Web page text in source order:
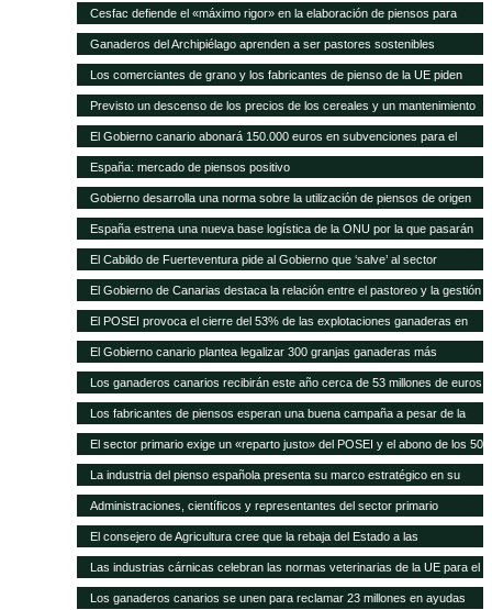
Cesfac defiende el «máximo rigor» en la elaboración de piensos para
animales
Ganaderos del Archipiélago aprenden a ser pastores sostenibles
Los comerciantes de grano y los fabricantes de pienso de la UE piden
celeridad en la aprobación de 8 cultivos MG
Previsto un descenso de los precios de los cereales y un mantenimiento
de los precios de la carne en los próximos 10 años según FAO/OCDE
El Gobierno canario abonará 150.000 euros en subvenciones para el
fomento de razas autóctonas
España: mercado de piensos positivo
Gobierno desarrolla una norma sobre la utilización de piensos de origen
animal
España estrena una nueva base logística de la ONU por la que pasarán
75.000 toneladas de ayuda para África al año
El Cabildo de Fuerteventura pide al Gobierno que ‘salve’ al sector
ganadero del hundimiento
El Gobierno de Canarias destaca la relación entre el pastoreo y la gestión
medioambiental
El POSEI provoca el cierre del 53% de las explotaciones ganaderas en
cuatro años
El Gobierno canario plantea legalizar 300 granjas ganaderas más
Los ganaderos canarios recibirán este año cerca de 53 millones de euros
en ayudas POSEI
Los fabricantes de piensos esperan una buena campaña a pesar de la
sequía en España
El sector primario exige un «reparto justo» del POSEI y el abono de los 50
millones adeudados
La industria del pienso española presenta su marco estratégico en su
asamblea general
Administraciones, científicos y representantes del sector primario
trabajan en el Plan Forrajero de Canarias
El consejero de Agricultura cree que la rebaja del Estado a las
subvenciones al transporte aleja a los agricultores canarios de España y
de Europa
Las industrias cárnicas celebran las normas veterinarias de la UE para el
porcino
Los ganaderos canarios se unen para reclamar 23 millones en ayudas